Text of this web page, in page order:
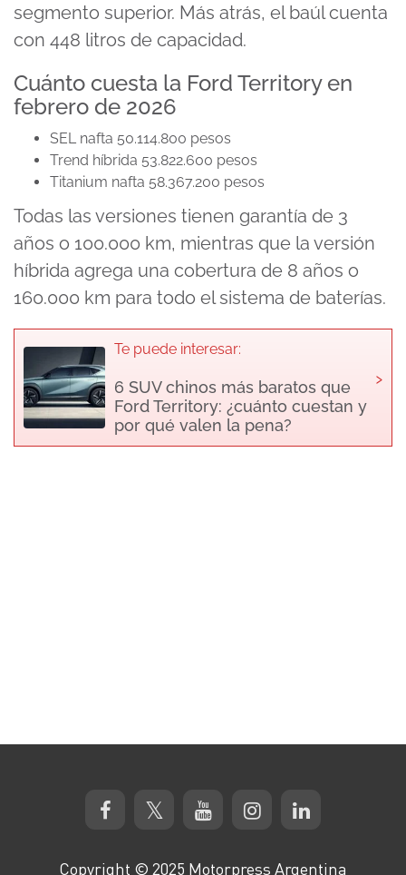
segmento superior. Más atrás, el baúl cuenta
con 448 litros de capacidad.
Cuánto cuesta la Ford Territory en
febrero de 2026
SEL nafta 50.114.800 pesos
Trend híbrida 53.822.600 pesos
Titanium nafta 58.367.200 pesos
Todas las versiones tienen garantía de 3
años o 100.000 km, mientras que la versión
híbrida agrega una cobertura de 8 años o
160.000 km para todo el sistema de baterías.
Te puede interesar:
6 SUV chinos más baratos que
Ford Territory: ¿cuánto cuestan y
por qué valen la pena?
›
Copyright © 2025 Motorpress Argentina